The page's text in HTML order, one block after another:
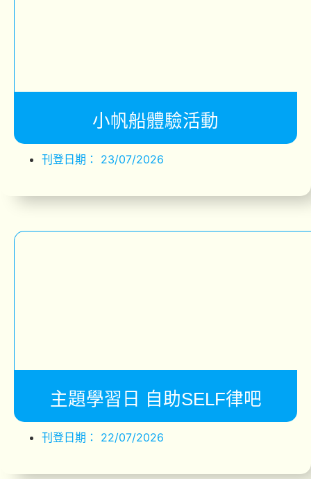
小帆船體驗活動
刊登日期： 23/07/2026
主題學習日 自助SELF律吧
刊登日期： 22/07/2026